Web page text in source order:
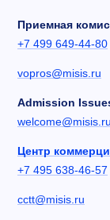
Приемная
+7 499 649-44-80
vopros@misis.ru
Admission
welcome@misis.ru
Центр
+7 495 638-46-57
cctt@misis.ru